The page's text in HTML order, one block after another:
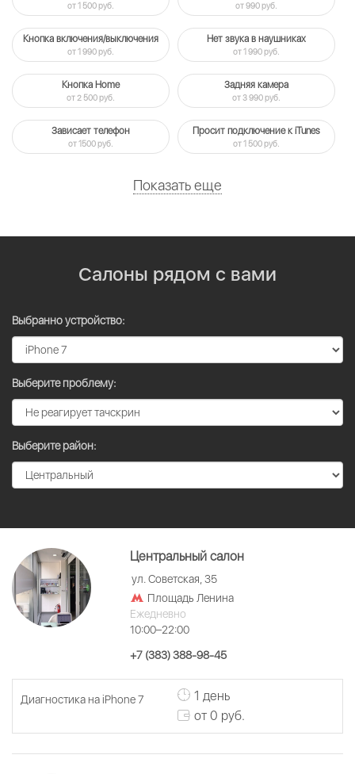
от 1 500 руб. от 990 руб.
Кнопка включения/выключения
от 1 990 руб.
Нет звука в наушниках
от 1 990 руб.
Кнопка Home
от 2 500 руб.
Задняя камера
от 3 990 руб.
Зависает телефон
от 1500 руб.
Просит подключение к iTunes
от 1 500 руб.
Показать еще
Салоны рядом с вами
Выбранно устройство:
Выберите проблему:
Выберите район:
Центральный салон
ул. Советская, 35
Площадь Ленина
Ежедневно
10:00–22:00
+7 (383) 388-98-45
Диагностика на iPhone 7
1 день
от 0 руб.